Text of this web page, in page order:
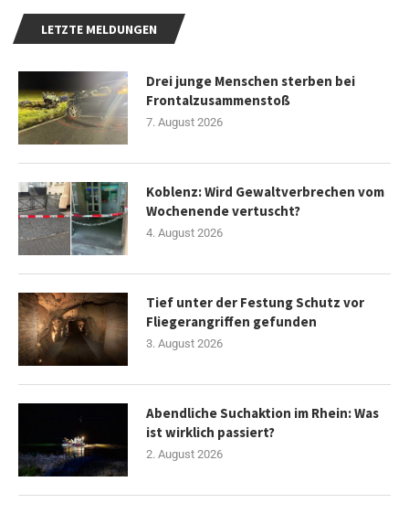
LETZTE MELDUNGEN
Drei junge Menschen sterben bei
Frontalzusammenstoß
7. August 2026
Koblenz: Wird Gewaltverbrechen vom
Wochenende vertuscht?
4. August 2026
Tief unter der Festung Schutz vor
Fliegerangriffen gefunden
3. August 2026
Abendliche Suchaktion im Rhein: Was
ist wirklich passiert?
2. August 2026